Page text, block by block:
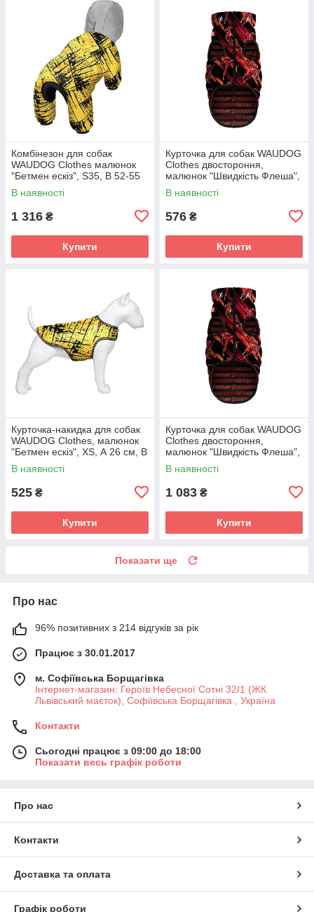
Комбінезон для собак
WAUDOG Clothes малюнок
"Бетмен ескіз", S35, В 52-55
см, С 31-36 см
В наявності
1 316 ₴
Купити
Курточка для собак WAUDOG
Clothes двостороння,
малюнок "Швидкість Флеша",
XS22, В 33-35 см, С 19-21 см
В наявності
576 ₴
Купити
Курточка-накидка для собак
WAUDOG Clothes, малюнок
"Бетмен ескіз", XS, А 26 см, B
33-41 см, С 18-26 см
В наявності
525 ₴
Купити
Курточка для собак WAUDOG
Clothes двостороння,
малюнок "Швидкість Флеша",
M47, В 69-72 см, С 41-44 см
В наявності
1 083 ₴
Купити
Показати ще
Про нас
96% позитивних з 214 відгуків за рік
Працює з 30.01.2017
м. Софіївська Борщагівка
Інтернет-магазин: Героїв Небесної Сотні 32/1 (ЖК
Львівський маєток), Софіївська Борщагівка , Україна
Контакти
Сьогодні працює з 09:00 до 18:00
Показати весь графік роботи
Про нас
Контакти
Доставка та оплата
Графік роботи